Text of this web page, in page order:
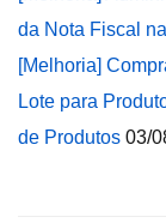
da Nota Fiscal
[Melhoria]
Lote para
de Produtos 03/